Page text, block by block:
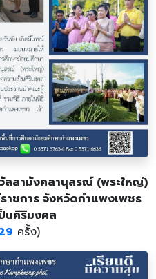
สามังคลานุสรณ์ (พระใหญ่)
าชการ จังหวัดกำแพงเพชร
นศิริมงคล
ครั้ง)